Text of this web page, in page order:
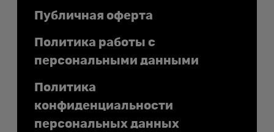
Публичная оферта
Политика работы с
персональными данными
Политика
конфиденциальности
персональных данных